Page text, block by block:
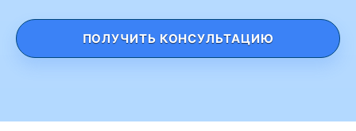
ПОЛУЧИТЬ КОНСУЛЬТАЦИЮ